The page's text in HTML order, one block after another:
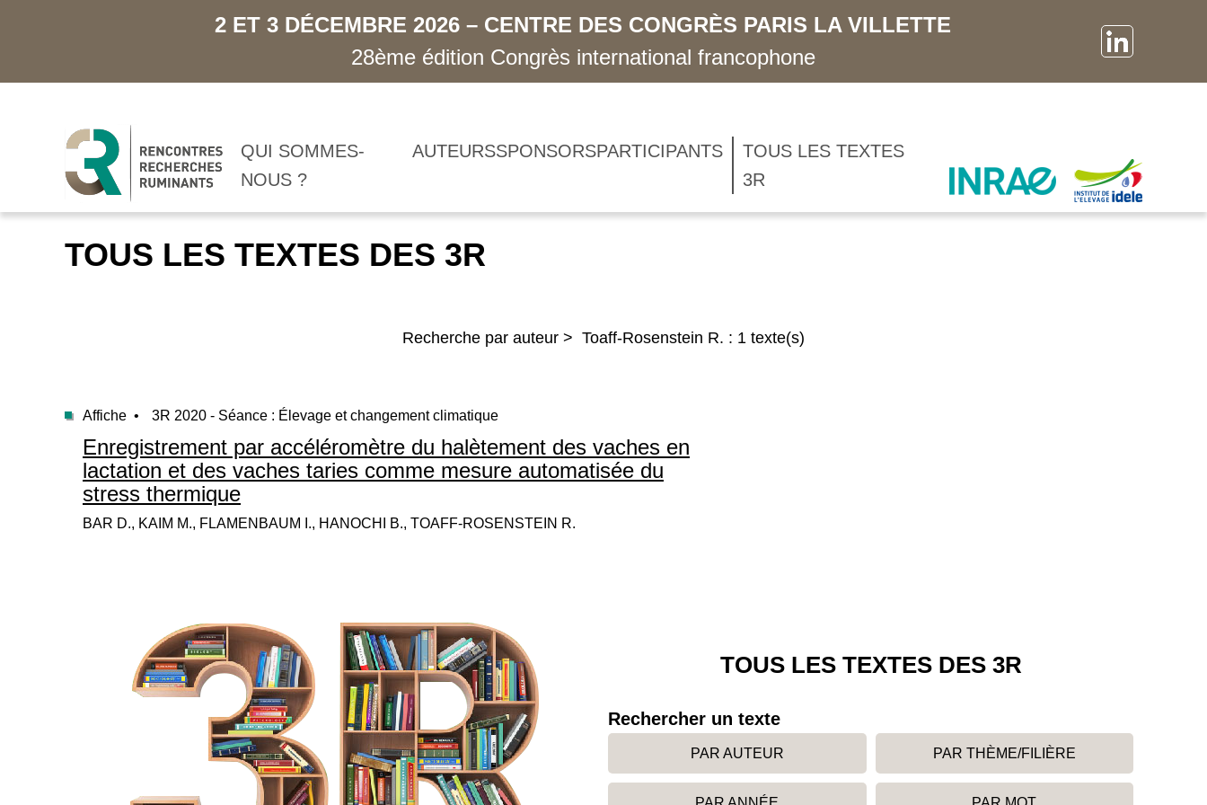
2 ET 3 DÉCEMBRE 2026 – CENTRE DES CONGRÈS PARIS LA VILLETTE
28ème édition Congrès international francophone
QUI SOMMES-
NOUS ?
AUTEURSSPONSORSPARTICIPANTS
TOUS LES TEXTES
3R
TOUS LES TEXTES DES 3R
Recherche par auteur > Toaff-Rosenstein R. : 1 texte(s)
Affiche • 3R 2020 - Séance : Élevage et changement climatique
Enregistrement par accéléromètre du halètement des vaches en
lactation et des vaches taries comme mesure automatisée du
stress thermique
BAR D., KAIM M., FLAMENBAUM I., HANOCHI B., TOAFF-ROSENSTEIN R.
TOUS LES TEXTES DES 3R
Rechercher un texte
PAR AUTEUR PAR THÈME/FILIÈRE